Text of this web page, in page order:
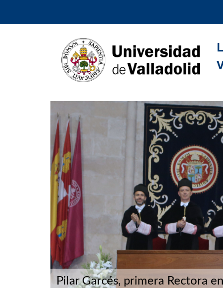
Pilar Garcés, primera Rectora